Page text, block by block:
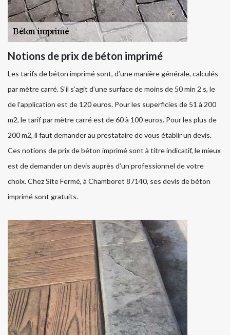
Notions de prix de béton imprimé
Les tarifs de béton imprimé sont, d’une manière générale, calculés
par mètre carré. S’il s’agit d’une surface de moins de 50 min 2 s, le
de l’application est de 120 euros. Pour les superficies de 51 à 200
m2, le tarif par mètre carré est de 60 à 100 euros. Pour les plus de
200 m2, il faut demander au prestataire de vous établir un devis.
Ces notions de prix de béton imprimé sont à titre indicatif, le mieux
est de demander un devis auprès d’un professionnel de votre
choix. Chez Site Fermé, à Chamboret 87140, ses devis de béton
imprimé sont gratuits.